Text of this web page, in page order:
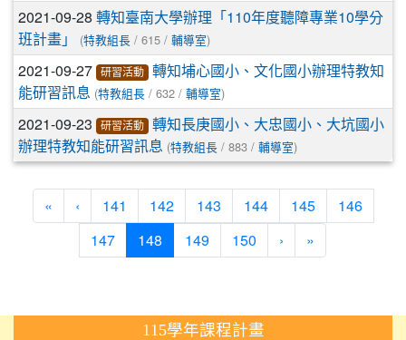
2021-09-28 轉知臺南大學辦理「110年度聽障專業10學分
班計畫」
(特教組長 / 615 / 輔導室)
2021-09-27 研習活動
轉知埔心國小、文化國小辦理特教知
能研習訊息 (特教組長 / 632 / 輔導室)
2021-09-23 研習活動
轉知長庚國小、大忠國小、大坑國小
辦理特教知能研習訊息 (特教組長 / 883 / 輔導室)
« ‹ 141 142 143 144 145 146
147 148 (current)
149 150 › »
115學年課程計畫